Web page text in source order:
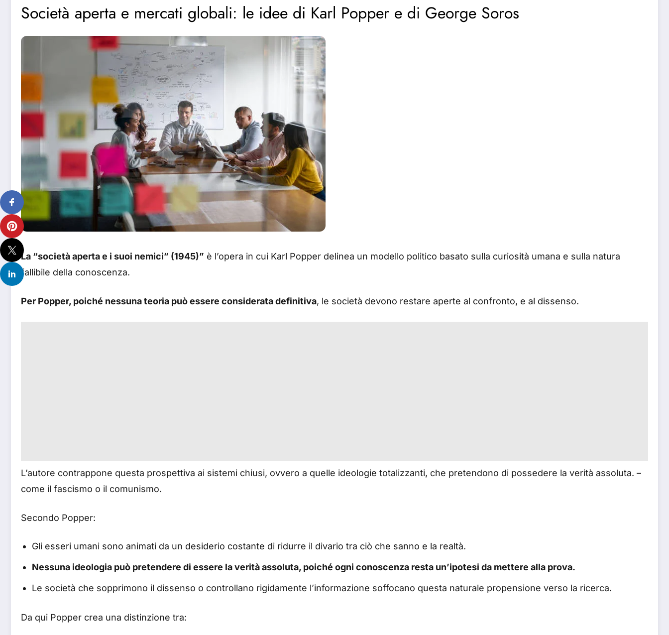
Società aperta e mercati globali: le idee di Karl Popper e di George Soros
La “società aperta e i suoi nemici” (1945)” è l’opera in cui Karl Popper delinea un modello politico basato sulla curiosità umana e sulla natura
fallibile della conoscenza.
Per Popper, poiché nessuna teoria può essere considerata definitiva, le società devono restare aperte al confronto, e al dissenso.
L’autore contrappone questa prospettiva ai sistemi chiusi, ovvero a quelle ideologie totalizzanti, che pretendono di possedere la verità assoluta. –
come il fascismo o il comunismo.
Secondo Popper:
Gli esseri umani sono animati da un desiderio costante di ridurre il divario tra ciò che sanno e la realtà.
Nessuna ideologia può pretendere di essere la verità assoluta, poiché ogni conoscenza resta un’ipotesi da mettere alla prova.
Le società che sopprimono il dissenso o controllano rigidamente l’informazione soffocano questa naturale propensione verso la ricerca.
Da qui Popper crea una distinzione tra: